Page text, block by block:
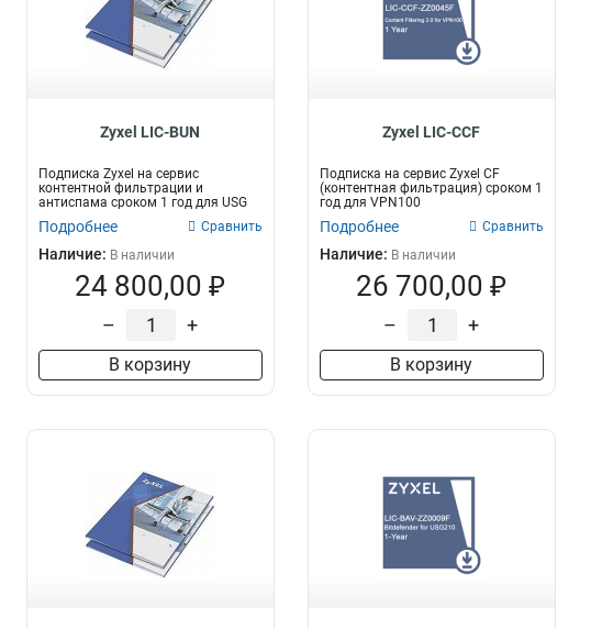
Zyxel LIC-BUN
Подписка Zyxel на сервис
контентной фильтрации и
антиспама сроком 1 год для USG
FLEX 200
Подробнее Сравнить
Наличие: В наличии
24 800,00 ₽
– +
В корзину
Zyxel LIC-CCF
Подписка на сервис Zyxel CF
(контентная фильтрация) сроком 1
год для VPN100
Подробнее Сравнить
Наличие: В наличии
26 700,00 ₽
– +
В корзину